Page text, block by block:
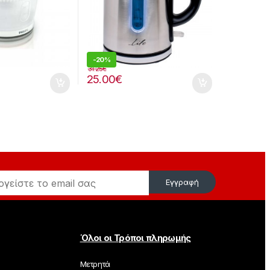
-20%
25.00€
31.25€
Εγγραφή
Όλοι οι Τρόποι πληρωμής
Μετρητά